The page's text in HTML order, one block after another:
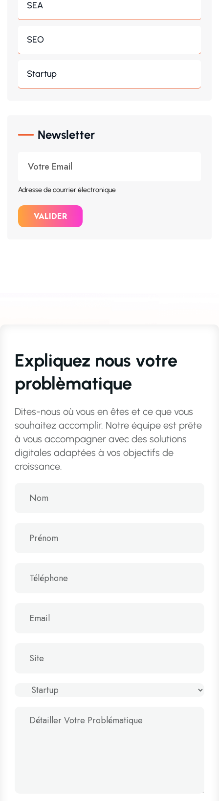
SEA
SEO
Startup
Newsletter
Adresse de courrier électronique
VALIDER
Expliquez nous votre
problèmatique
Dites-nous où vous en êtes et ce que vous
souhaitez accomplir. Notre équipe est prête
à vous accompagner avec des solutions
digitales adaptées à vos objectifs de
croissance.